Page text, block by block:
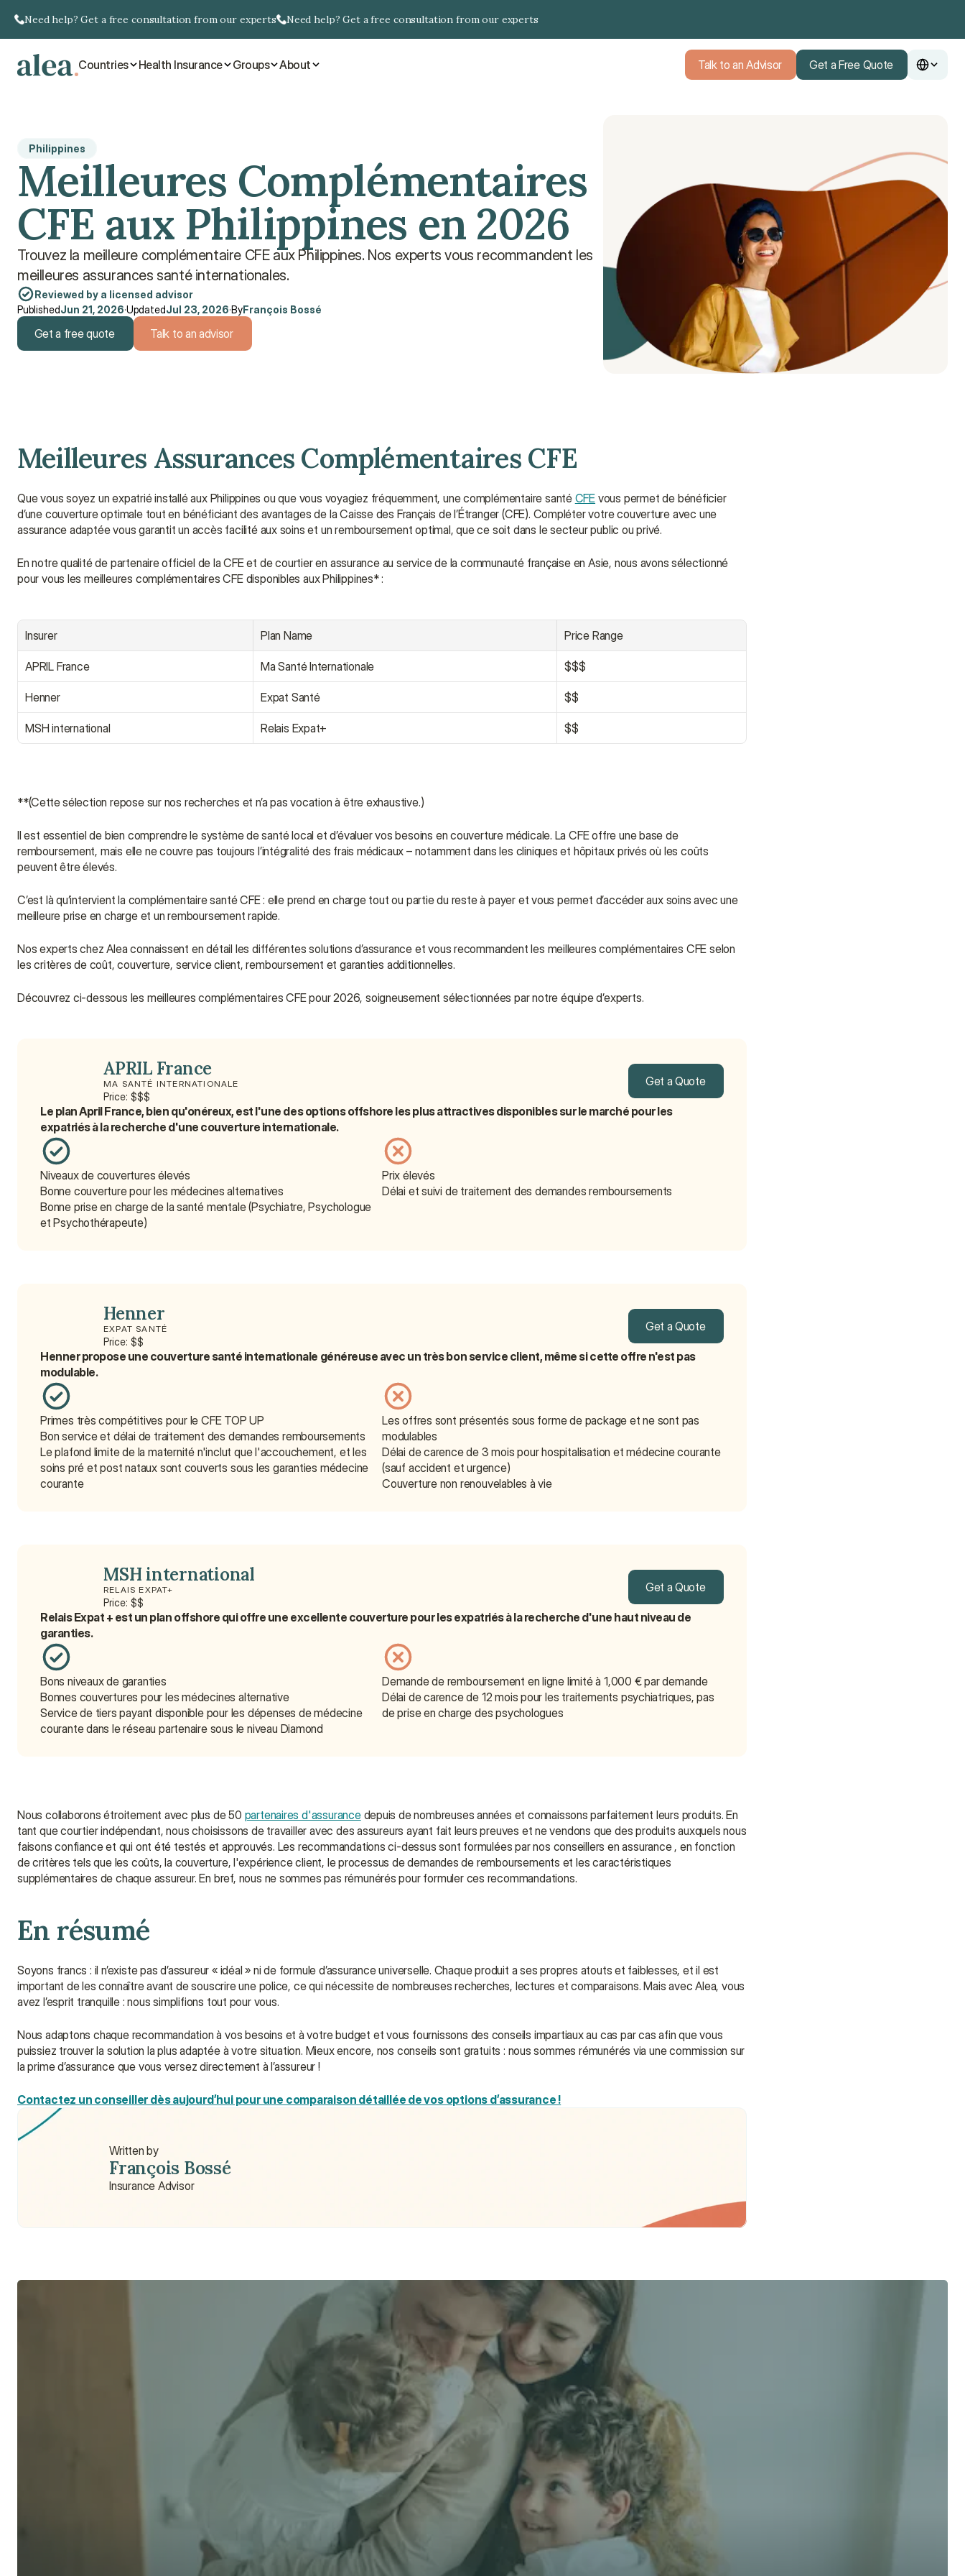
Need help? Get a free consultation from our experts Need help? Get a free consultation from our experts
Countries Health Insurance Groups About Talk to an Advisor Get a Free Quote
Philippines
Meilleures Complémentaires
CFE aux Philippines en 2026
Trouvez la meilleure complémentaire CFE aux Philippines. Nos experts vous recommandent les
meilleures assurances santé internationales.
Reviewed by a licensed advisor
PublishedJun 21, 2026·UpdatedJul 23, 2026·ByFrançois Bossé
Get a free quote Talk to an advisor
Meilleures Assurances Complémentaires CFE
Que vous soyez un expatrié installé aux Philippines ou que vous voyagiez fréquemment, une complémentaire santé CFE vous permet de bénéficier
d’une couverture optimale tout en bénéficiant des avantages de la Caisse des Français de l’Étranger (CFE). Compléter votre couverture avec une
assurance adaptée vous garantit un accès facilité aux soins et un remboursement optimal, que ce soit dans le secteur public ou privé.
En notre qualité de partenaire officiel de la CFE et de courtier en assurance au service de la communauté française en Asie, nous avons sélectionné
pour vous les meilleures complémentaires CFE disponibles aux Philippines* :
Insurer Plan Name Price Range
APRIL France Ma Santé Internationale $$$
Henner Expat Santé $$
MSH international Relais Expat+ $$
**(Cette sélection repose sur nos recherches et n’a pas vocation à être exhaustive.)
Il est essentiel de bien comprendre le système de santé local et d’évaluer vos besoins en couverture médicale. La CFE offre une base de
remboursement, mais elle ne couvre pas toujours l’intégralité des frais médicaux – notamment dans les cliniques et hôpitaux privés où les coûts
peuvent être élevés.
C’est là qu’intervient la complémentaire santé CFE : elle prend en charge tout ou partie du reste à payer et vous permet d’accéder aux soins avec une
meilleure prise en charge et un remboursement rapide.
Nos experts chez Alea connaissent en détail les différentes solutions d’assurance et vous recommandent les meilleures complémentaires CFE selon
les critères de coût, couverture, service client, remboursement et garanties additionnelles.
Découvrez ci-dessous les meilleures complémentaires CFE pour 2026, soigneusement sélectionnées par notre équipe d’experts.
APRIL France
MA SANTÉ INTERNATIONALE
Price: $$$
Get a Quote
Get a Quote
Le plan April France, bien qu'onéreux, est l'une des options offshore les plus attractives disponibles sur le marché pour les
expatriés à la recherche d'une couverture internationale.
Niveaux de couvertures élevés
Bonne couverture pour les médecines alternatives
Bonne prise en charge de la santé mentale (Psychiatre, Psychologue
et Psychothérapeute)
Prix élevés
Délai et suivi de traitement des demandes remboursements
Henner
EXPAT SANTÉ
Price: $$
Get a Quote
Get a Quote
Henner propose une couverture santé internationale généreuse avec un très bon service client, même si cette offre n'est pas
modulable.
Primes très compétitives pour le CFE TOP UP
Bon service et délai de traitement des demandes remboursements
Le plafond limite de la maternité n'inclut que l'accouchement, et les
soins pré et post nataux sont couverts sous les garanties médecine
courante
Les offres sont présentés sous forme de package et ne sont pas
modulables
Délai de carence de 3 mois pour hospitalisation et médecine courante
(sauf accident et urgence)
Couverture non renouvelables à vie
MSH international
RELAIS EXPAT+
Price: $$
Get a Quote
Get a Quote
Relais Expat + est un plan offshore qui offre une excellente couverture pour les expatriés à la recherche d'une haut niveau de
garanties.
Bons niveaux de garanties
Bonnes couvertures pour les médecines alternative
Service de tiers payant disponible pour les dépenses de médecine
courante dans le réseau partenaire sous le niveau Diamond
Demande de remboursement en ligne limité à 1,000 € par demande
Délai de carence de 12 mois pour les traitements psychiatriques, pas
de prise en charge des psychologues
Nous collaborons étroitement avec plus de 50 partenaires d'assurance depuis de nombreuses années et connaissons parfaitement leurs produits. En
tant que courtier indépendant, nous choisissons de travailler avec des assureurs ayant fait leurs preuves et ne vendons que des produits auxquels nous
faisons confiance et qui ont été testés et approuvés. Les recommandations ci-dessus sont formulées par nos conseillers en assurance , en fonction
de critères tels que les coûts, la couverture, l'expérience client, le processus de demandes de remboursements et les caractéristiques
supplémentaires de chaque assureur. En bref, nous ne sommes pas rémunérés pour formuler ces recommandations.
En résumé
Soyons francs : il n’existe pas d’assureur « idéal » ni de formule d’assurance universelle. Chaque produit a ses propres atouts et faiblesses, et il est
important de les connaître avant de souscrire une police, ce qui nécessite de nombreuses recherches, lectures et comparaisons. Mais avec Alea, vous
avez l’esprit tranquille : nous simplifions tout pour vous.
Nous adaptons chaque recommandation à vos besoins et à votre budget et vous fournissons des conseils impartiaux au cas par cas afin que vous
puissiez trouver la solution la plus adaptée à votre situation. Mieux encore, nos conseils sont gratuits : nous sommes rémunérés via une commission sur
la prime d’assurance que vous versez directement à l’assureur !
Contactez un conseiller dès aujourd’hui pour une comparaison détaillée de vos options d’assurance !
Written by
François Bossé
Insurance Advisor
Talk to an Advisor
Get unbiased advice now
First Name *
Email *
Phone*
🇭🇰